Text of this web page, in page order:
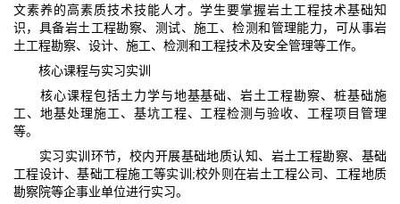
文素养的高素质技术技能人才。学生要掌握岩土工程技术基础知
识，具备岩土工程勘察、测试、施工、检测和管理能力，可从事岩
土工程勘察、设计、施工、检测和工程技术及安全管理等工作。​
核心课程与实习实训​
核心课程包括土力学与地基基础、岩土工程勘察、桩基础施
工、地基处理施工、基坑工程、工程检测与验收、工程项目管理
等。​
实习实训环节，校内开展基础地质认知、岩土工程勘察、基础
工程设计、基础工程施工等实训;校外则在岩土工程公司、工程地质
勘察院等企事业单位进行实习。​